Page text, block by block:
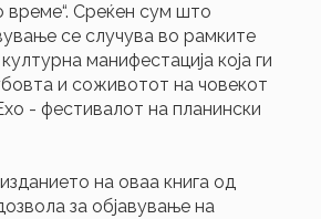
време“. Среќен сум што
се случува во рамките
манифестација која ги
и соживотот на човекот
- фестивалот на планински
на оваа книга од
за објавување на